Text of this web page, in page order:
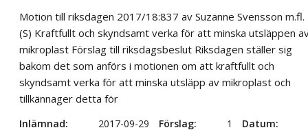
Motion till riksdagen 2017/18:837 av Suzanne Svensson m.fl.
(S) Kraftfullt och skyndsamt verka för att minska utsläppen
mikroplast Förslag till riksdagsbeslut Riksdagen ställer sig
bakom det som anförs i motionen om att kraftfullt och
skyndsamt verka för att minska utsläpp av mikroplast och
tillkännager detta för
Inlämnad 2017-09-29 Förslag 1
Datum